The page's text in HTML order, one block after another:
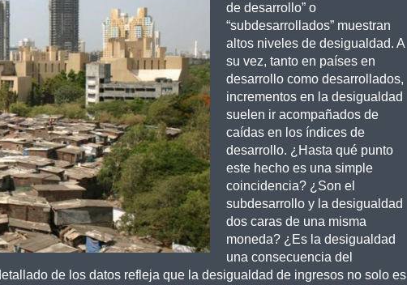
de desarrollo” o
“subdesarrollados” muestran
altos niveles de desigualdad. A
su vez, tanto en países en
desarrollo como desarrollados,
incrementos en la desigualdad
suelen ir acompañados de
caídas en los índices de
desarrollo. ¿Hasta qué punto
este hecho es una simple
coincidencia? ¿Son el
subdesarrollo y la desigualdad
dos caras de una misma
moneda? ¿Es la desigualdad
una consecuencia del
de los datos refleja que la desigualdad de ingresos no solo es